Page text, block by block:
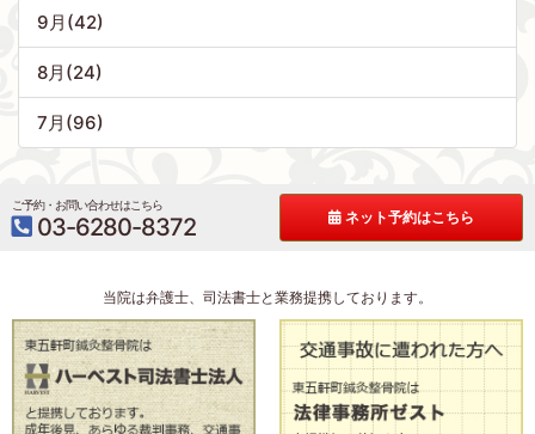
9月(42)
8月(24)
7月(96)
ご予約・お問い合わせはこちら
03-6280-8372 ネット予約はこちら
当院は弁護士、司法書士と業務提携しております。